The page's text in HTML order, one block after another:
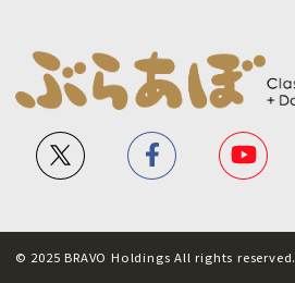
© 2025 BRAVO Holdings All rights reserved.